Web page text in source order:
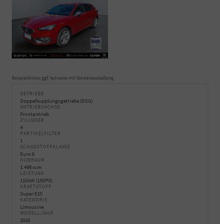
Beispielbilder, ggf. teilweise mit Sonderausstattung
GETRIEBE
Doppelkupplungsgetriebe (DSG)
ANTRIEBSACHSE
Frontantrieb
ZYLINDER
4
PARTIKELFILTER
1
SCHADSTOFFKLASSE
Euro 6
HUBRAUM
1.498 ccm
LEISTUNG
110 kW (150 PS)
KRAFTSTOFF
Super E10
KATEGORIE
Limousine
MODELLJAHR
2026